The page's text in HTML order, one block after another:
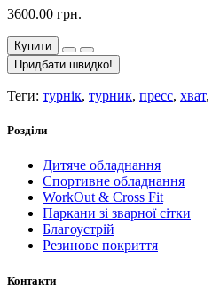
3600.00 грн.
Купити
Придбати швидко!
Теги: турнік, турник, пресс, хват,
Розділи
Дитяче обладнання
Спортивне обладнання
WorkOut & Cross Fit
Паркани зі зварної сітки
Благоустрій
Резинове покриття
Контакти